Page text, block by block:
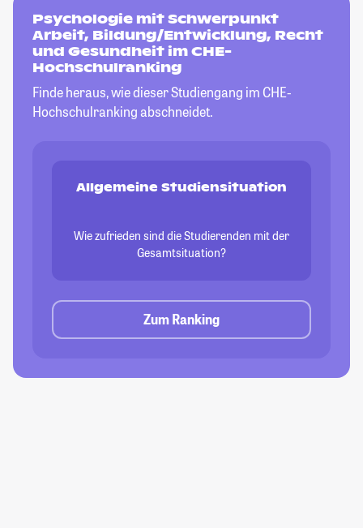
Psychologie mit Schwerpunkt
Arbeit, Bildung/Entwicklung, Recht
und Gesundheit im CHE-
Hochschulranking
Finde heraus, wie dieser Studiengang im CHE-
Hochschulranking abschneidet.
Allgemeine Studiensituation
Wie zufrieden sind die Studierenden mit der
Gesamtsituation?
Zum Ranking